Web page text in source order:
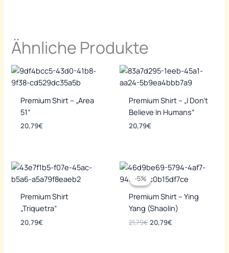
Ähnliche Produkte
Premium Shirt – „Area
51“
20,79€
Premium Shirt – „I Don’t
Believe In Humans“
20,79€
Premium Shirt
„Triquetra“
20,79€
-5%
-5%
Premium Shirt – Ying
Yang (Shaolin)
21,79€Ursprünglicher
20,79€Aktueller